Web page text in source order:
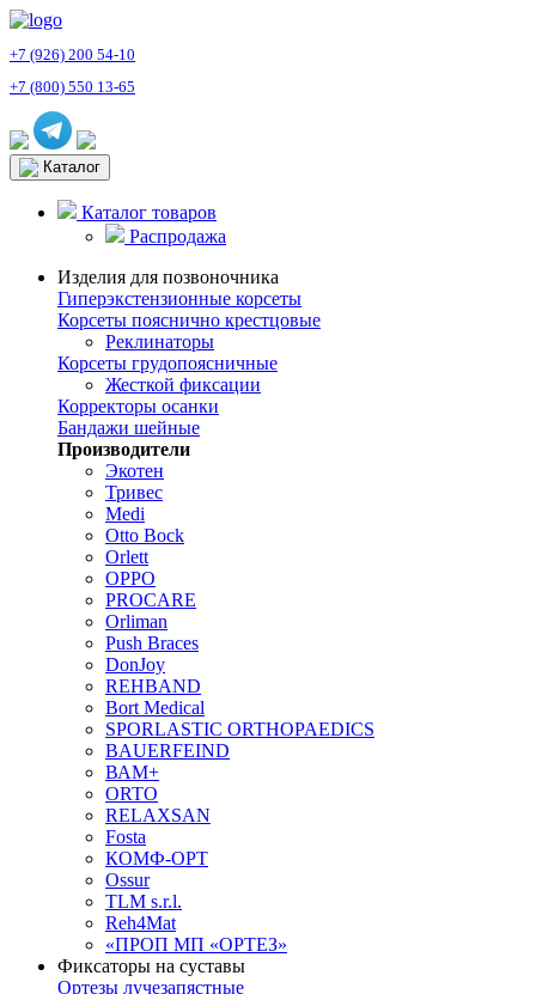
+7 (926) 200 54-10
+7 (800) 550 13-65
Каталог
Каталог товаров
Распродажа
Изделия для позвоночника
Гиперэкстензионные корсеты
Корсеты пояснично крестцовые
Реклинаторы
Корсеты грудопоясничные
Жесткой фиксации
Корректоры осанки
Бандажи шейные
Производители
Экотен
Тривес
Medi
Otto Bock
Orlett
OPPO
PROCARE
Orliman
Push Braces
DonJoy
REHBAND
Bort Medical
SPORLASTIC ORTHOPAEDICS
BAUERFEIND
ВАМ+
ORTO
RELAXSAN
Fosta
КОМФ-ОРТ
Ossur
TLM s.r.l.
Reh4Mat
«ПРОП МП «ОРТЕЗ»
Фиксаторы на суставы
Ортезы лучезапястные